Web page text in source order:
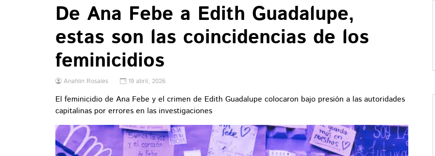
De Ana Febe a Edith Guadalupe,
estas son las coincidencias de los
feminicidios
Anahlin Rosales 19 abril, 2026
El feminicidio de Ana Febe y el crimen de Edith Guadalupe colocaron bajo presión a las autoridades
capitalinas por errores en las investigaciones